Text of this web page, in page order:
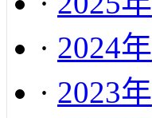
· 2024年
· 2023年